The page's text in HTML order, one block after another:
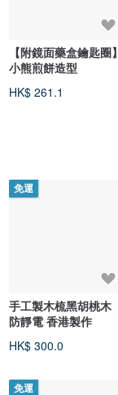
【附鏡面藥盒鑰匙圈
小熊煎餅造型
HK$ 261.1
免運
手工製木梳黑胡桃木
防靜電 香港製作
HK$ 300.0
免運